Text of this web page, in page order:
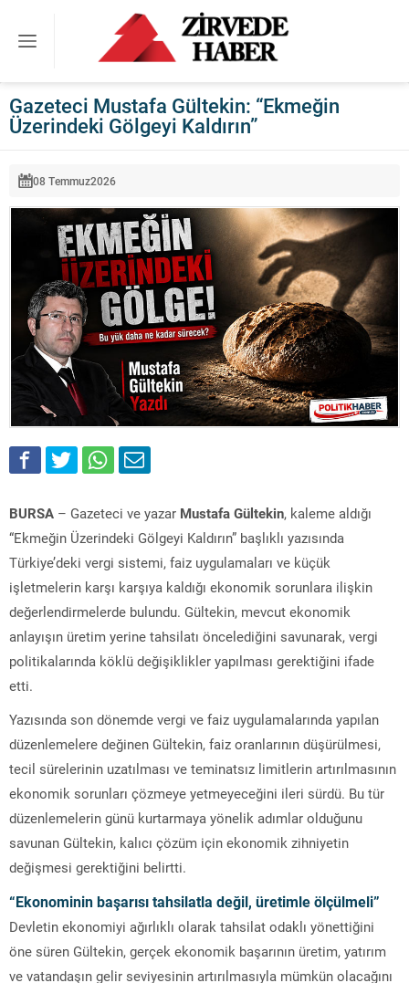
Gazeteci Mustafa Gültekin: “Ekmeğin
Üzerindeki Gölgeyi Kaldırın”
08 Temmuz2026
BURSA – Gazeteci ve yazar Mustafa Gültekin, kaleme aldığı
“Ekmeğin Üzerindeki Gölgeyi Kaldırın” başlıklı yazısında
Türkiye’deki vergi sistemi, faiz uygulamaları ve küçük
işletmelerin karşı karşıya kaldığı ekonomik sorunlara ilişkin
değerlendirmelerde bulundu. Gültekin, mevcut ekonomik
anlayışın üretim yerine tahsilatı öncelediğini savunarak, vergi
politikalarında köklü değişiklikler yapılması gerektiğini ifade
etti.
Yazısında son dönemde vergi ve faiz uygulamalarında yapılan
düzenlemelere değinen Gültekin, faiz oranlarının düşürülmesi,
tecil sürelerinin uzatılması ve teminatsız limitlerin artırılmasının
ekonomik sorunları çözmeye yetmeyeceğini ileri sürdü. Bu tür
düzenlemelerin günü kurtarmaya yönelik adımlar olduğunu
savunan Gültekin, kalıcı çözüm için ekonomik zihniyetin
değişmesi gerektiğini belirtti.
“Ekonominin başarısı tahsilatla değil, üretimle ölçülmeli”
Devletin ekonomiyi ağırlıklı olarak tahsilat odaklı yönettiğini
öne süren Gültekin, gerçek ekonomik başarının üretim, yatırım
ve vatandaşın gelir seviyesinin artırılmasıyla mümkün olacağını